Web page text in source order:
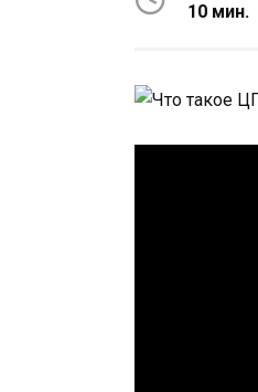
10 мин.